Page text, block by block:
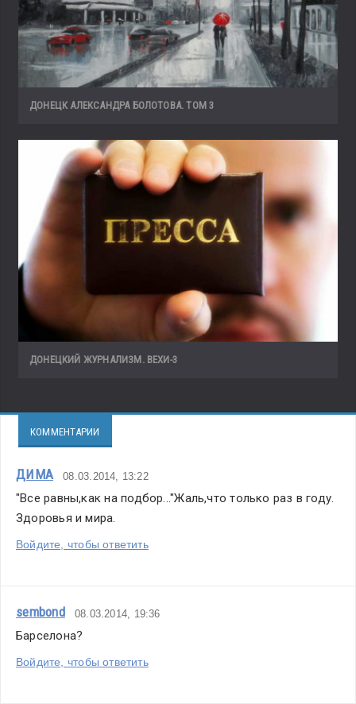
ДОНЕЦК АЛЕКСАНДРА БОЛОТОВА. ТОМ 3
ДОНЕЦКИЙ ЖУРНАЛИЗМ. ВЕХИ-3
КОММЕНТАРИИ
ДИМА 08.03.2014, 13:22
"Все равны,как на подбор..."Жаль,что только раз в году.
Здоровья и мира.
Войдите, чтобы ответить
sembond 08.03.2014, 19:36
Барселона?
Войдите, чтобы ответить